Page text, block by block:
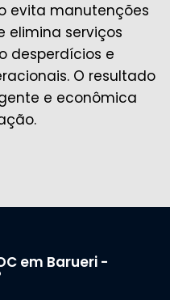
evita manutenções
elimina serviços
desperdícios e
O resultado
e econômica
em Barueri -